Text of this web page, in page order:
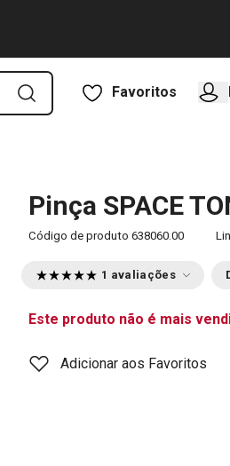
Favoritos
Pinça SPACE
Código de produto 638060.00
1 avaliações
Este produto não é mais
Adicionar aos Favoritos